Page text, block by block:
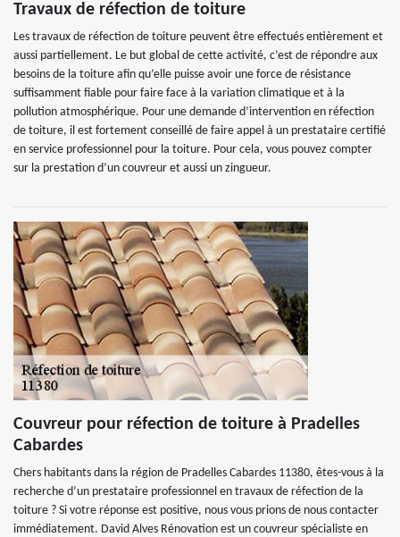
Travaux de réfection de toiture
Les travaux de réfection de toiture peuvent être effectués entièrement et
aussi partiellement. Le but global de cette activité, c’est de répondre aux
besoins de la toiture afin qu’elle puisse avoir une force de résistance
suffisamment fiable pour faire face à la variation climatique et à la
pollution atmosphérique. Pour une demande d’intervention en réfection
de toiture, il est fortement conseillé de faire appel à un prestataire certifié
en service professionnel pour la toiture. Pour cela, vous pouvez compter
sur la prestation d’un couvreur et aussi un zingueur.
Couvreur pour réfection de toiture à Pradelles
Cabardes
Chers habitants dans la région de Pradelles Cabardes 11380, êtes-vous à la
recherche d’un prestataire professionnel en travaux de réfection de la
toiture ? Si votre réponse est positive, nous vous prions de nous contacter
immédiatement. David Alves Rénovation est un couvreur spécialiste en